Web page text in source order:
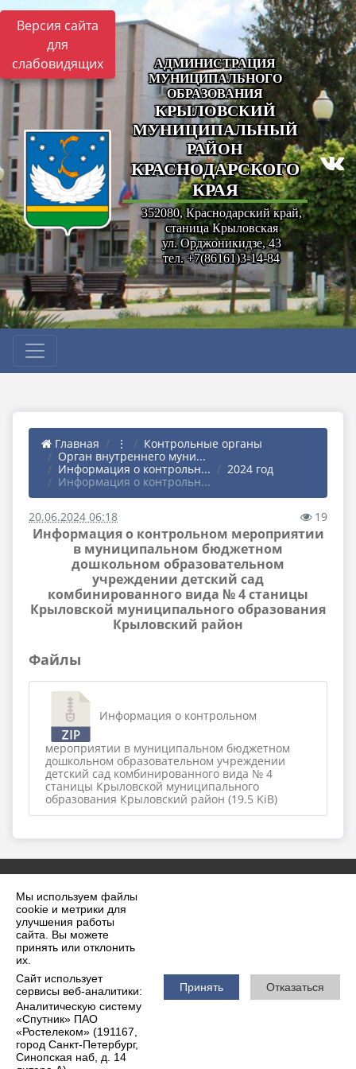
Мы используем файлы
cookie и метрики для
улучшения работы
сайта. Вы можете
принять или отклонить
их.
Сайт использует
сервисы веб-аналитики:
Аналитическую систему
«Спутник» ПАО
«Ростелеком» (191167,
город Санкт-Петербург,
Синопская наб, д. 14
Принять Отказаться
Версия сайта
для
слабовидящих
АДМИНИСТРАЦИЯ
МУНИЦИПАЛЬНОГО
ОБРАЗОВАНИЯ
КРЫЛОВСКИЙ
МУНИЦИПАЛЬНЫЙ
РАЙОН
КРАСНОДАРСКОГО
КРАЯ
352080, Краснодарский край,
станица Крыловская
ул. Орджоникидзе, 43
тел. +7(86161)3-14-84
Главная ⋮
Контрольные органы
Орган внутреннего муни...
Информация о контрольн...
2024 год
Информация о контрольн...
20.06.2024 06:18 19
Информация о контрольном мероприятии
в муниципальном бюджетном
дошкольном образовательном
учреждении детский сад
комбинированного вида № 4 станицы
Крыловской муниципального образования
Крыловский район
Файлы
Информация о контрольном
мероприятии в муниципальном бюджетном
дошкольном образовательном учреждении
детский сад комбинированного вида № 4
станицы Крыловской муниципального
образования Крыловский район (19.5 KiB)
2026 г. krilovskaya.ru
Вход
Карта сайта
Политика обработки персональных данных
Сделано на KubCMS
Разработка и поддержка